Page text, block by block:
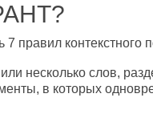
правил контекстного
несколько слов,
в которых